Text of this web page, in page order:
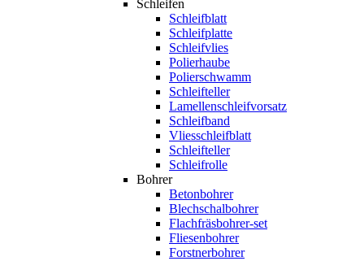
Schleifen
Schleifblatt
Schleifplatte
Schleifvlies
Polierhaube
Polierschwamm
Schleifteller
Lamellenschleifvorsatz
Schleifband
Vliesschleifblatt
Schleifteller
Schleifrolle
Bohrer
Betonbohrer
Blechschalbohrer
Flachfräsbohrer-set
Fliesenbohrer
Forstnerbohrer